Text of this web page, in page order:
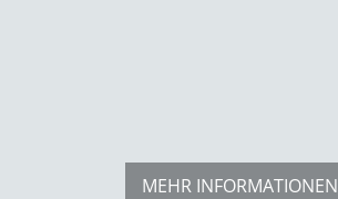
MEHR INFORMATIONEN